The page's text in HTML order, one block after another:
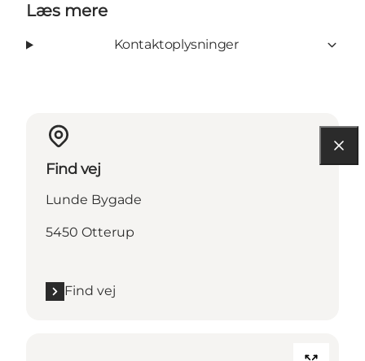
Læs mere
Kontaktoplysninger
Find vej
Lunde Bygade
5450 Otterup
Find vej